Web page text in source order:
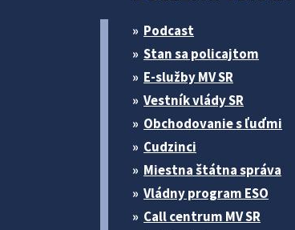
Podcast
Stan sa policajtom
E-služby MV SR
Vestník vlády SR
Obchodovanie s ľuďmi
Cudzinci
Miestna štátna správa
Vládny program ESO
Call centrum MV SR